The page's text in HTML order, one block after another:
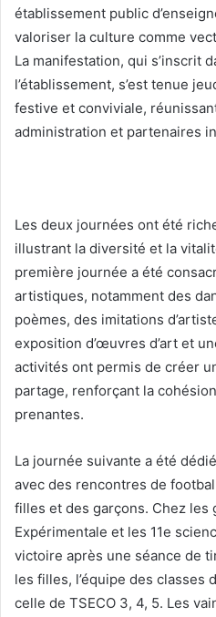
établissement public
valoriser la culture comme
La manifestation, qui s’inscrit
l’établissement, s’est tenue
festive et conviviale,
administration et partenaires
Les deux journées ont été
illustrant la diversité et la
première journée a été
artistiques, notamment des
poèmes, des imitations
exposition d’œuvres d’art et
activités ont permis de créer
partage, renforçant la
prenantes.
La journée suivante a été
avec des rencontres de
filles et des garçons. Chez les
Expérimentale et les 11e
victoire après une séance de
les filles, l’équipe des classes
celle de TSECO 3, 4, 5. Les